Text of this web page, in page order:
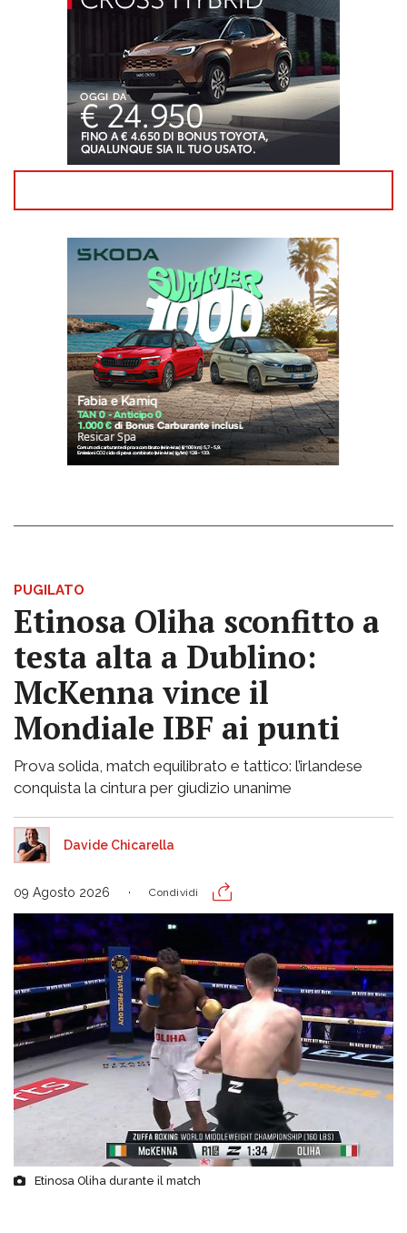
PUGILATO
Etinosa Oliha sconfitto a
testa alta a Dublino:
McKenna vince il
Mondiale IBF ai punti
Prova solida, match equilibrato e tattico: l’irlandese
conquista la cintura per giudizio unanime
Davide Chicarella
09 Agosto 2026 Condividi
Etinosa Oliha durante il match